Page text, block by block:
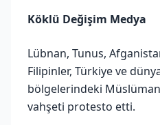
Köklü Değişim Medya
Lübnan, Tunus,
Filipinler, Türkiye ve
bölgelerindeki
vahşeti protesto etti.